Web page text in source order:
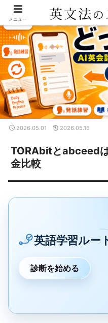
TORAbitとabceed
金比較
2026.05.01 2026.05.16
英語学習ルー
診断を始める
メニュー